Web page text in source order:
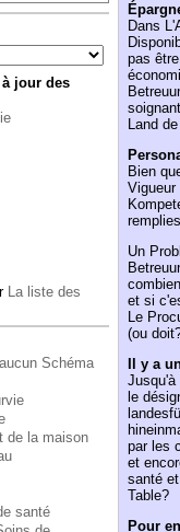
jour des
La liste des
Schéma
de la maison
santé
Dans
pas
Land
Bien
Un
et si
Le
(ou
Il y a
Jusqu'à
le
par les
et
santé
Table?
Pour